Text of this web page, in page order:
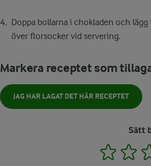
Doppa bollarna i chokladen och
över florsocker vid servering.
Markera receptet som
JAG HAR LAGAT DET HÄR RECEPTET
Sätt
1 2